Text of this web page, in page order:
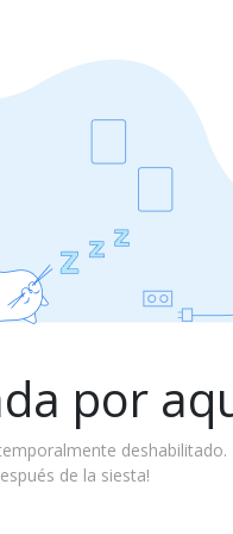
por
deshabilitado.
de la siesta!